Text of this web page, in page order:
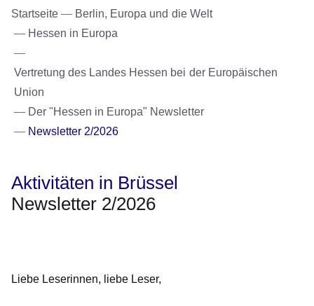
Startseite
Berlin, Europa und die Welt
Hessen in Europa
Vertretung des Landes Hessen bei der Europäischen
Union
Der "Hessen in Europa" Newsletter
Newsletter 2/2026
Aktivitäten in Brüssel
Newsletter 2/2026
Liebe Leserinnen, liebe Leser,